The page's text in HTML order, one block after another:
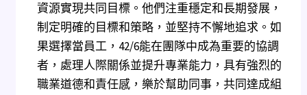
資源實現共同目標。他們注重穩定和長期發展，
制定明確的目標和策略，並堅持不懈地追求。如
果選擇當員工，42/6能在團隊中成為重要的協調
者，處理人際關係並提升專業能力，具有強烈的
職業道德和責任感，樂於幫助同事，共同達成組